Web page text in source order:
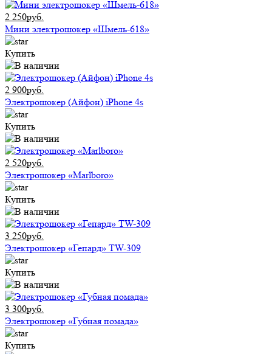
2 250руб.
Мини электрошокер «Шмель-618»
Купить
2 900руб.
Электрошокер (Айфон) iPhone 4s
Купить
2 520руб.
Электрошокер «Marlboro»
Купить
3 250руб.
Электрошокер «Гепард» TW-309
Купить
3 300руб.
Электрошокер «Губная помада»
Купить